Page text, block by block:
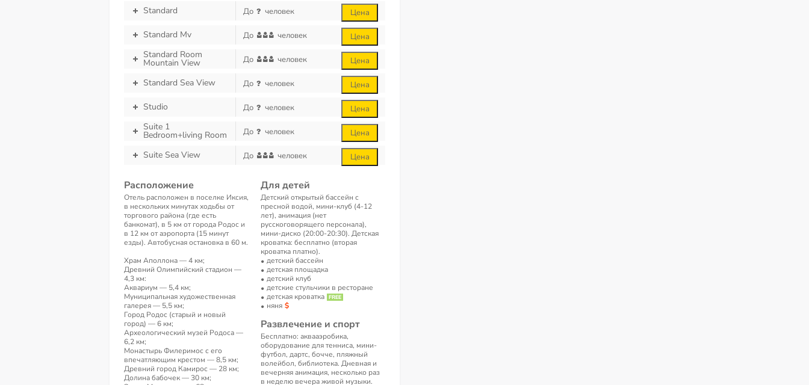
Standard До человек Цена
Standard Mv До человек Цена
Standard Room
Mountain View До человек Цена
Standard Sea View До человек Цена
Studio До человек Цена
Suite 1
Bedroom+living Room До человек Цена
Suite Sea View До человек Цена
Расположение
Отель расположен в поселке Иксия,
в нескольких минутах ходьбы от
торгового района (где есть
банкомат), в 5 км от города Родос и
в 12 км от аэропорта (15 минут
езды). Автобусная остановка в 60 м.
Храм Аполлона — 4 км;
Древний Олимпийский стадион —
4,3 км:
Аквариум — 5,4 км;
Муниципальная художественная
галерея — 5,5 км;
Город Родос (старый и новый
город) — 6 км;
Археологический музей Родоса —
6,2 км;
Монастырь Филеримос с его
впечатляющим крестом — 8,5 км;
Древний город Камирос — 28 км;
Долина бабочек — 30 км;
Для детей
Детский открытый бассейн с
пресной водой, мини-клуб (4-12
лет), анимация (нет
русскоговорящего персонала),
мини-диско (20:00-20:30). Детская
кроватка: бесплатно (вторая
кроватка платно).
детский бассейн
детская площадка
детский клуб
детские стульчики в ресторане
детская кроватка
няня
Развлечение и спорт
Бесплатно: аквааэробика,
оборудование для тенниса, мини-
футбол, дартс, бочче, пляжный
волейбол, библиотека. Дневная и
вечерняя анимация, несколько раз
в неделю вечера живой музыки.